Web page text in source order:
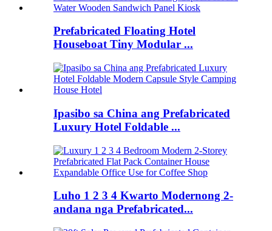
Prefabricated Floating Hotel
Houseboat Tiny Modular ...
Ipasibo sa China ang Prefabricated
Luxury Hotel Foldable ...
Luho 1 2 3 4 Kwarto Modernong 2-
andana nga Prefabricated...